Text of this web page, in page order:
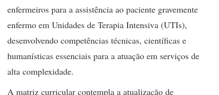
enfermeiros para a assistência ao paciente gravemente
enfermo em Unidades de Terapia Intensiva (UTIs),
desenvolvendo competências técnicas, científicas e
humanísticas essenciais para a atuação em serviços de
alta complexidade.
A matriz curricular contempla a atualização de